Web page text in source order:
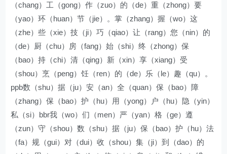
（chang）工（gong）作（zuo）的（de）重（zhong）要
（yao）环（huan）节（jie）。掌（zhang）握（wo）这
（zhe）些（xie）技（ji）巧（qiao）让（rang）您（nin）的
（de）厨（chu）房（fang）始（shi）终（zhong）保
（bao）持（chi）清（qing）新（xin）享（xiang）受
（shou）烹（peng）饪（ren）的（de）乐（le）趣（qu）。
ppb数（shu）据（ju）安（an）全（quan）保（bao）障
（zhang）保（bao）护（hu）用（yong）户（hu）隐（yin）
私（si）bbr我（wo）们（men）严（yan）格（ge）遵
（zun）守（shou）数（shu）据（ju）保（bao）护（hu）法
（fa）规（gui）对（dui）收（shou）集（ji）到（dao）的